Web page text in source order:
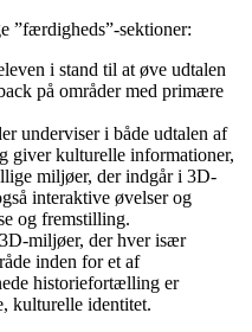
”færdigheds”-sektioner:
i stand til at øve udtalen
på områder med primære
underviser i både udtalen af
giver kulturelle informationer,
miljøer, der indgår i 3D-
interaktive øvelser og
og fremstilling.
miljøer, der hver især
inden for et af
historiefortælling er
kulturelle identitet.